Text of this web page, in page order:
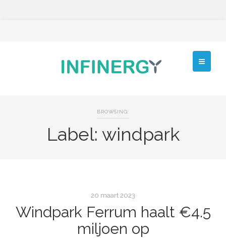
BROWSING:
Label: windpark
20 maart 2023
Windpark Ferrum haalt €4.5
miljoen op